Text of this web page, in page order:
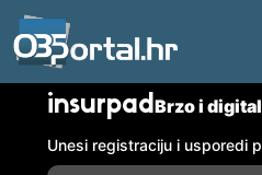
insurpadBrzo i
Unesi registraciju i usporedi